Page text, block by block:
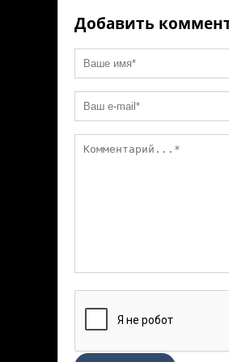
ki
Добавить